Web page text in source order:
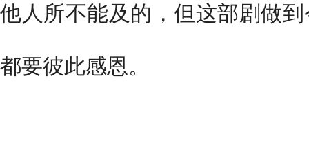
他人所不能及的，但这部剧做
都要彼此感恩。